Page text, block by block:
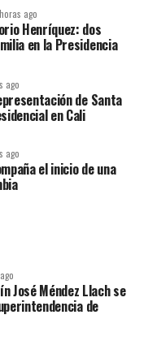
ago
Henríquez: dos
en la Presidencia
ago
de Santa
en Cali
ago
el inicio de una
José Méndez Llach se
de